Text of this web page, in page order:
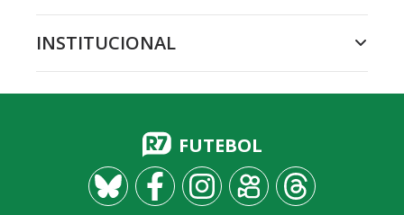
INSTITUCIONAL
FUTEBOL